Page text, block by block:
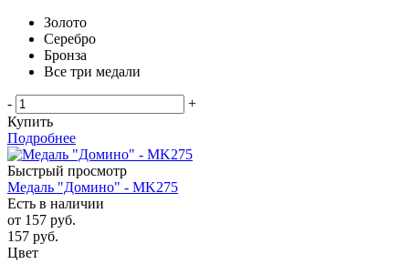
Золото
Серебро
Бронза
Все три медали
-
+
Купить
Подробнее
Быстрый просмотр
Медаль "Домино" - MK275
Есть в наличии
от 157 руб.
157 руб.
Цвет